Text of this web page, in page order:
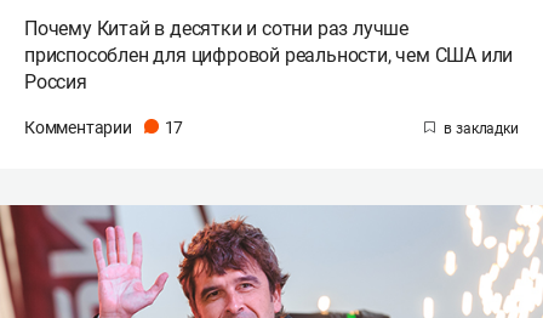
Почему Китай в десятки и сотни раз лучше
приспособлен для цифровой реальности, чем США или
Россия
Комментарии 17